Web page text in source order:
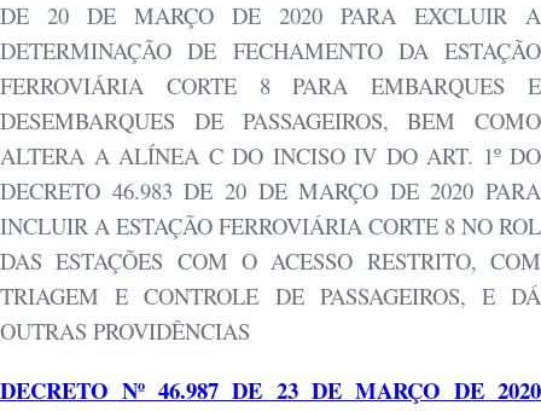
DE 20 DE MARÇO DE 2020 PARA EXCLUIR A
DETERMINAÇÃO DE FECHAMENTO DA ESTAÇÃO
FERROVIÁRIA CORTE 8 PARA EMBARQUES E
DESEMBARQUES DE PASSAGEIROS, BEM COMO
ALTERA A ALÍNEA C DO INCISO IV DO ART. 1º DO
DECRETO 46.983 DE 20 DE MARÇO DE 2020 PARA
INCLUIR A ESTAÇÃO FERROVIÁRIA CORTE 8 NO ROL
DAS ESTAÇÕES COM O ACESSO RESTRITO, COM
TRIAGEM E CONTROLE DE PASSAGEIROS, E DÁ
OUTRAS PROVIDÊNCIAS
DECRETO Nº 46.987 DE 23 DE MARÇO DE 2020